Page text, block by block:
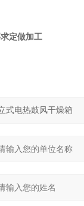
定做加工